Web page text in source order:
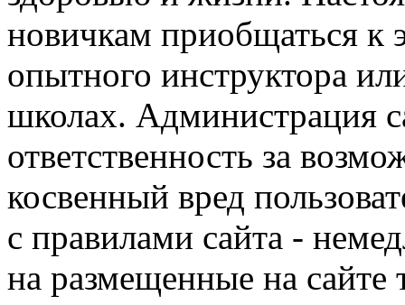
новичкам приобщаться к
опытного инструктора
школах. Администрация
ответственность за
косвенный вред
с правилами сайта -
на размещенные на сайте